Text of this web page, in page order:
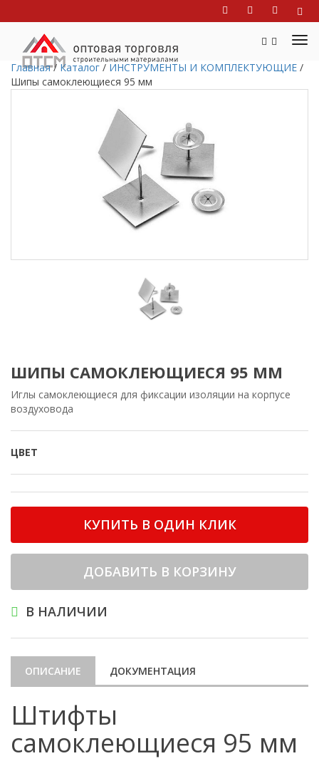
Главная /Каталог / ИНСТРУМЕНТЫ И КОМПЛЕКТУЮЩИЕ /
Шипы самоклеющиеся 95 мм
ШИПЫ САМОКЛЕЮЩИЕСЯ 95 ММ
Иглы самоклеющиеся для фиксации изоляции на корпусе
воздуховода
ЦВЕТ
КУПИТЬ В ОДИН КЛИК
ДОБАВИТЬ В КОРЗИНУ
В НАЛИЧИИ
ОПИСАНИЕ ДОКУМЕНТАЦИЯ
Штифты
самоклеющиеся 95 мм